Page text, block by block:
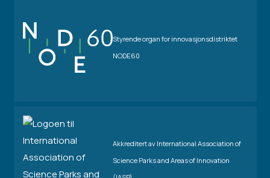
Styrende organ for innovasjonsdistriktet
NODE60
Akkreditert av International Association of
Science Parks and Areas of Innovation